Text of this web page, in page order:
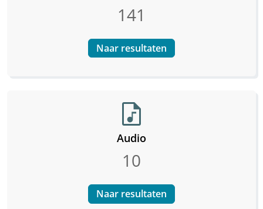
141
Naar resultaten
audio_file
Audio
10
Naar resultaten